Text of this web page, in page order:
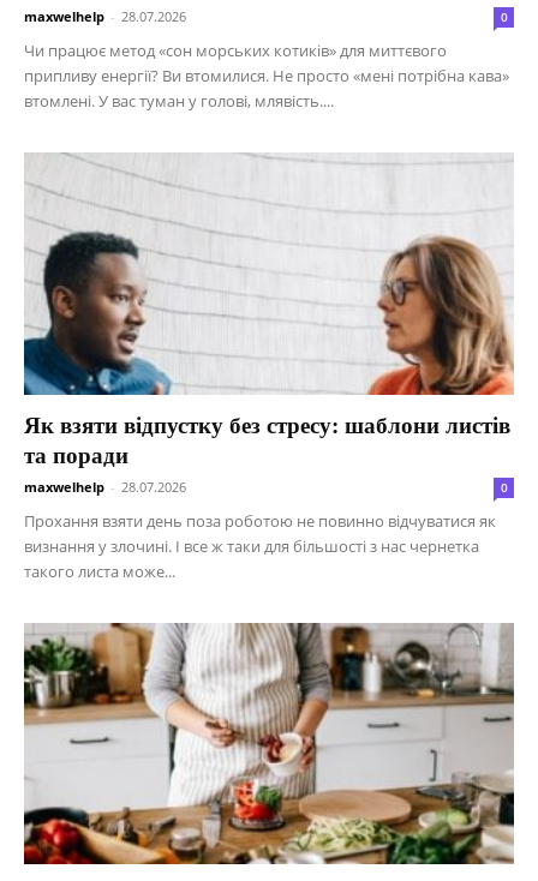
maxwelhelp - 28.07.2026 0
Чи працює метод «сон морських котиків» для миттєвого
припливу енергії? Ви втомилися. Не просто «мені потрібна кава»
втомлені. У вас туман у голові, млявість....
Як взяти відпустку без стресу: шаблони листів
та поради
maxwelhelp - 28.07.2026 0
Прохання взяти день поза роботою не повинно відчуватися як
визнання у злочині. І все ж таки для більшості з нас чернетка
такого листа може...